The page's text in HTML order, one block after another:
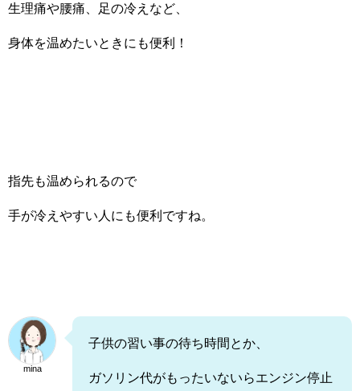
生理痛や腰痛、足の冷えなど、
身体を温めたいときにも便利！
指先も温められるので
手が冷えやすい人にも便利ですね。
mina
子供の習い事の待ち時間とか、
ガソリン代がもったいないらエンジン停止